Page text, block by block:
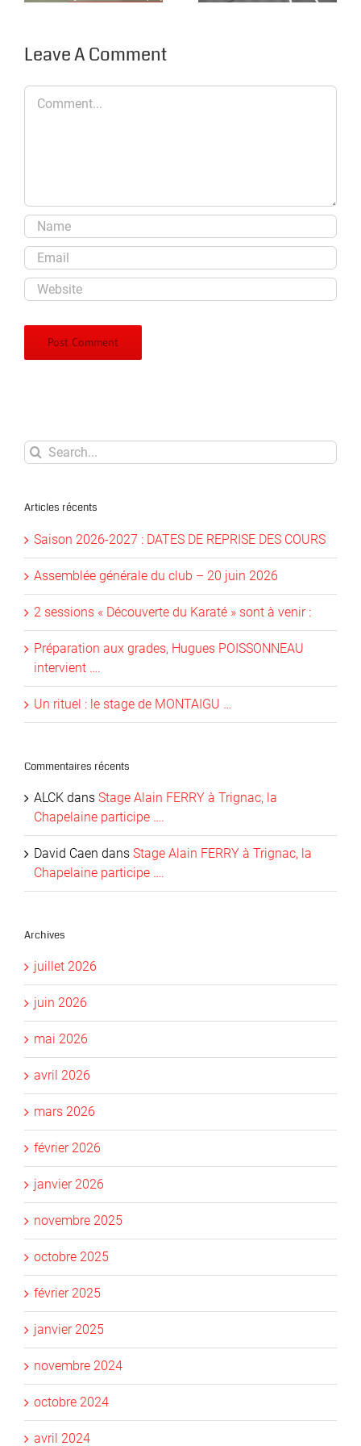
…
Leave A Comment
Search
for:
Articles récents
Saison 2026-2027 : DATES DE REPRISE DES COURS
Assemblée générale du club – 20 juin 2026
2 sessions « Découverte du Karaté » sont à venir :
Préparation aux grades, Hugues POISSONNEAU
intervient ….
Un rituel : le stage de MONTAIGU …
Commentaires récents
ALCK dans Stage Alain FERRY à Trignac, la
Chapelaine participe ….
David Caen dans Stage Alain FERRY à Trignac, la
Chapelaine participe ….
Archives
juillet 2026
juin 2026
mai 2026
avril 2026
mars 2026
février 2026
janvier 2026
novembre 2025
octobre 2025
février 2025
janvier 2025
novembre 2024
octobre 2024
avril 2024